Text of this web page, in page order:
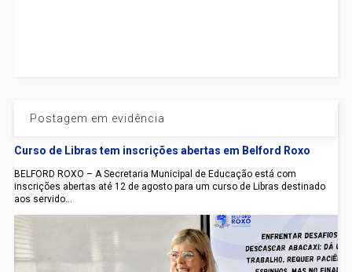
Postagem em evidência
Curso de Libras tem inscrições abertas em Belford Roxo
BELFORD ROXO – A Secretaria Municipal de Educação está com
inscrições abertas até 12 de agosto para um curso de Libras destinado
aos servido...